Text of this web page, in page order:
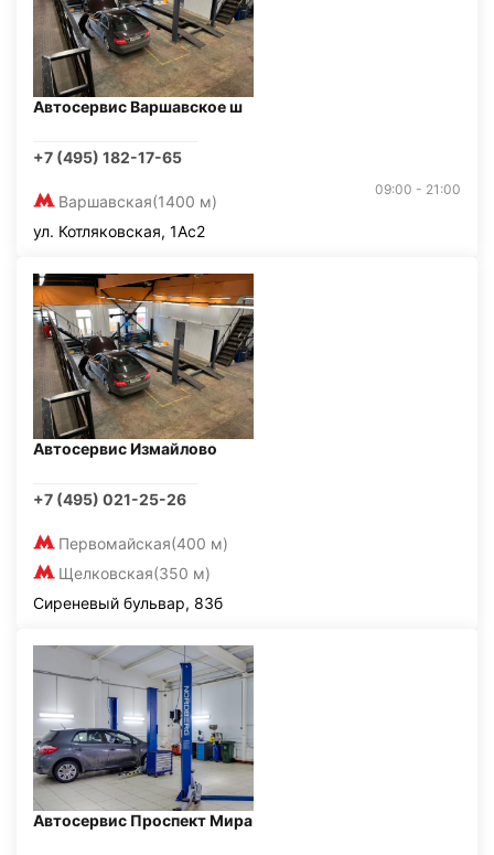
Автосервис Варшавское ш
+7 (495) 182-17-65
Варшавская(1400 м)
09:00 - 21:00
ул. Котляковская, 1Ас2
Автосервис Измайлово
+7 (495) 021-25-26
Первомайская(400 м)
Щелковская(350 м)
Сиреневый бульвар, 83б
Автосервис Проспект Мира